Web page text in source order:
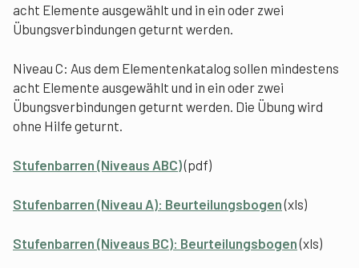
acht Elemente ausgewählt und in ein oder zwei
Übungsverbindungen geturnt werden.
Niveau C: Aus dem Elementenkatalog sollen mindestens
acht Elemente ausgewählt und in ein oder zwei
Übungsverbindungen geturnt werden. Die Übung wird
ohne Hilfe geturnt.
Stufenbarren (Niveaus ABC)(pdf)
Stufenbarren (Niveau A): Beurteilungsbogen(xls)
Stufenbarren (Niveaus BC): Beurteilungsbogen(xls)